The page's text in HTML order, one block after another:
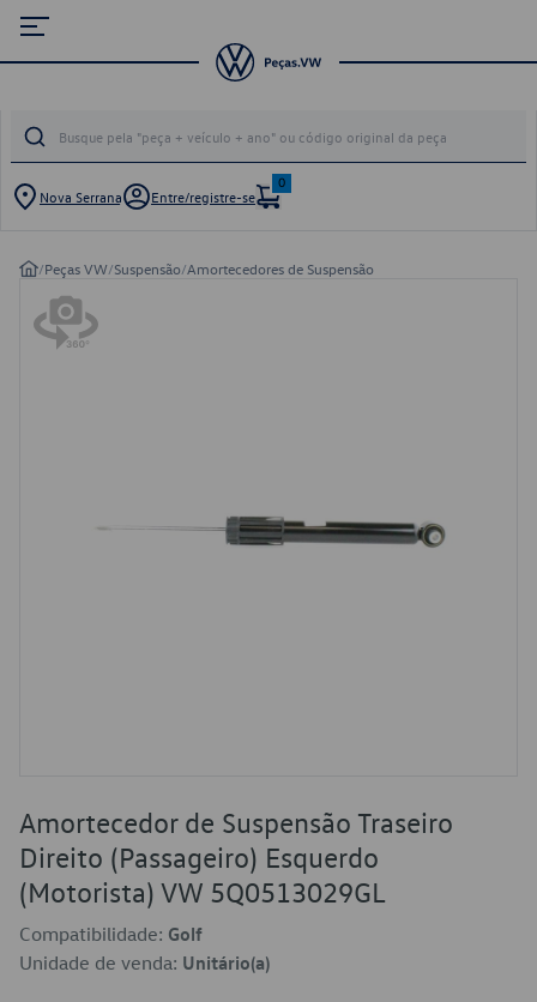
Nova Serrana Entre/registre-se
0
/Peças VW/Suspensão/Amortecedores de Suspensão
Amortecedor de Suspensão Traseiro
Direito (Passageiro) Esquerdo
(Motorista) VW 5Q0513029GL
Compatibilidade: Golf
Unidade de venda: Unitário(a)